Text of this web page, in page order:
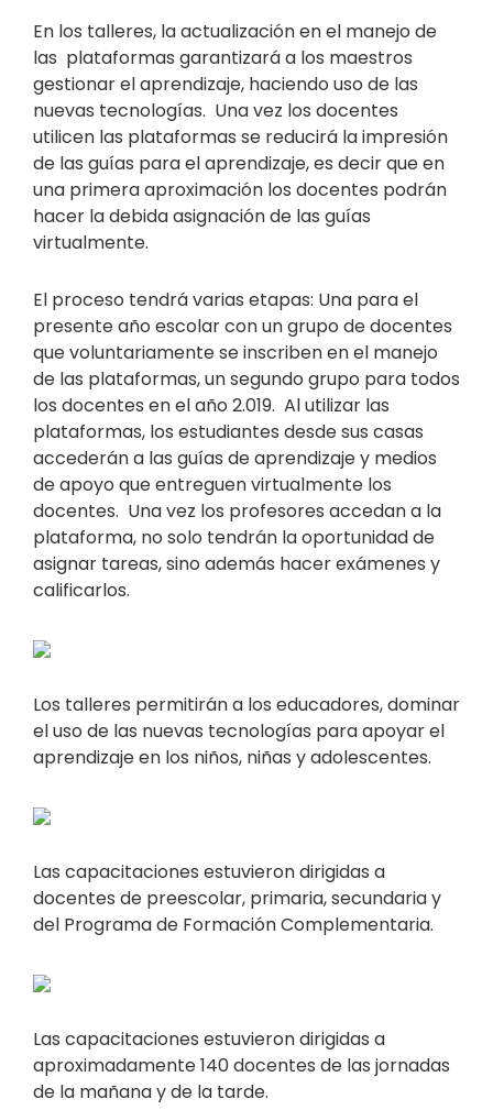
En los talleres, la actualización en el manejo de
las plataformas garantizará a los maestros
gestionar el aprendizaje, haciendo uso de las
nuevas tecnologías. Una vez los docentes
utilicen las plataformas se reducirá la impresión
de las guías para el aprendizaje, es decir que en
una primera aproximación los docentes podrán
hacer la debida asignación de las guías
virtualmente.
El proceso tendrá varias etapas: Una para el
presente año escolar con un grupo de docentes
que voluntariamente se inscriben en el manejo
de las plataformas, un segundo grupo para todos
los docentes en el año 2.019. Al utilizar las
plataformas, los estudiantes desde sus casas
accederán a las guías de aprendizaje y medios
de apoyo que entreguen virtualmente los
docentes. Una vez los profesores accedan a la
plataforma, no solo tendrán la oportunidad de
asignar tareas, sino además hacer exámenes y
calificarlos.
Los talleres permitirán a los educadores, dominar
el uso de las nuevas tecnologías para apoyar el
aprendizaje en los niños, niñas y adolescentes.
Las capacitaciones estuvieron dirigidas a
docentes de preescolar, primaria, secundaria y
del Programa de Formación Complementaria.
Las capacitaciones estuvieron dirigidas a
aproximadamente 140 docentes de las jornadas
de la mañana y de la tarde.